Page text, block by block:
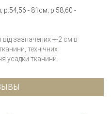
- 81см; р.58,60 -
зазначених +-2 см в
технічних
усадки тканини.